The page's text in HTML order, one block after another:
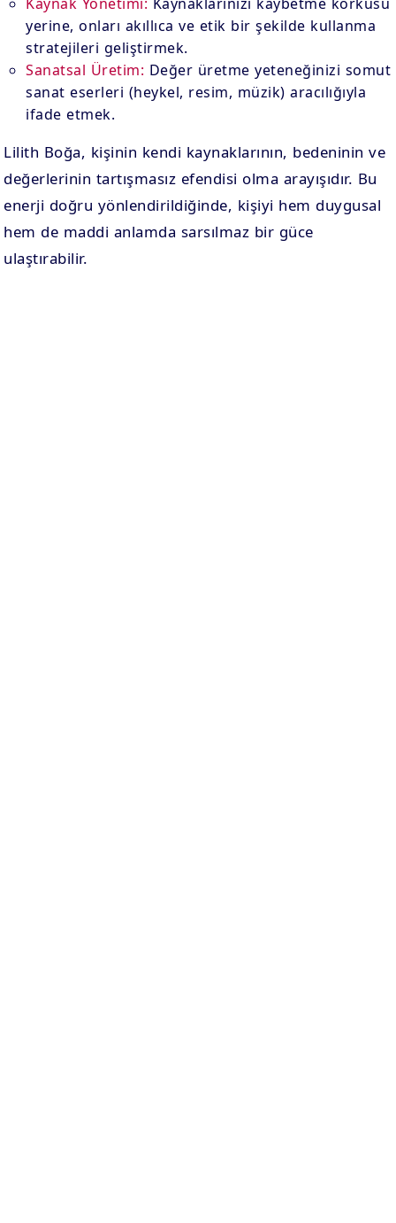
yerine, onları akıllıca ve etik bir şekilde kullanma
stratejileri geliştirmek.
Sanatsal Üretim: Değer üretme yeteneğinizi somut
sanat eserleri (heykel, resim, müzik) aracılığıyla
ifade etmek.
Lilith Boğa, kişinin kendi kaynaklarının, bedeninin ve
değerlerinin tartışmasız efendisi olma arayışıdır. Bu
enerji doğru yönlendirildiğinde, kişiyi hem duygusal
hem de maddi anlamda sarsılmaz bir güce
ulaştırabilir.